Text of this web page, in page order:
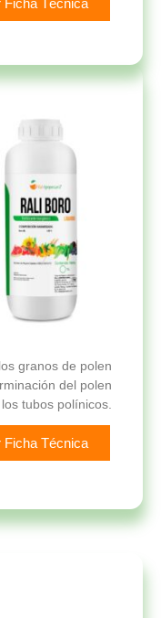
Ficha Técnica
granos de polen
del polen
tubos polínicos.
Ficha Técnica